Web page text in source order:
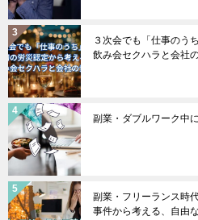
３次会でも「仕事のう
飲み会セクハラと会社
副業・ダブルワーク中
副業・フリーランス時
事件から考える、自由